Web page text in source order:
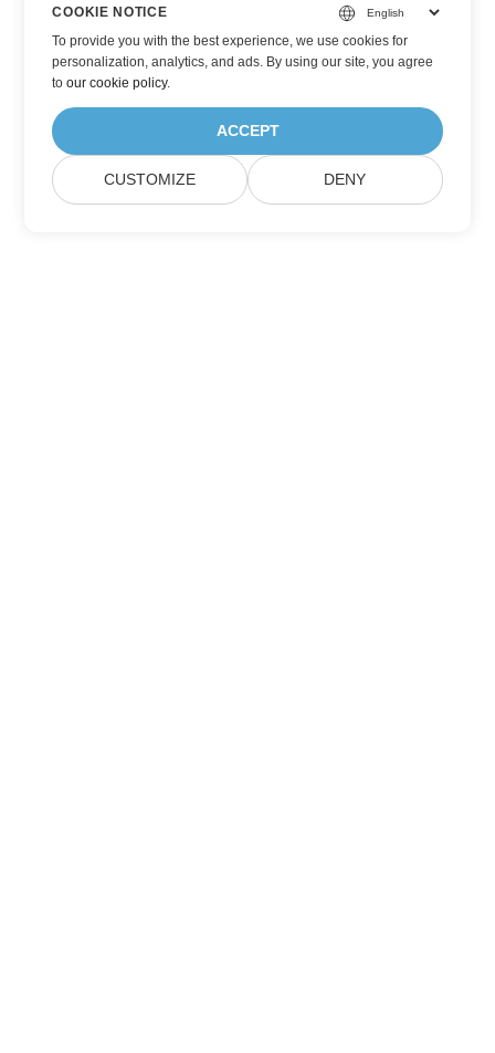
COOKIE NOTICE
To provide you with the best experience, we use cookies for
personalization, analytics, and ads. By using our site, you agree
toour cookie policy.
ACCEPT
CUSTOMIZE DENY